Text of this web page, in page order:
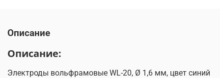
Описание
Описание:
Электроды вольфрамовые WL-20, Ø 1,6 мм, цвет синий